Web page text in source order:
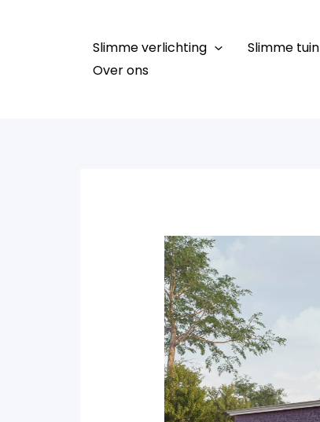
Slimme verlichting Slimme tuin
Over ons